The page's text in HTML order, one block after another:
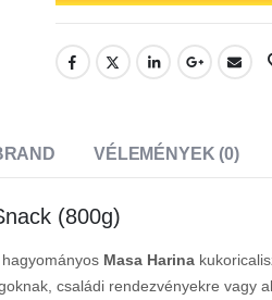
VÉLEMÉNYEK (0)
(800g)
hagyományos Masa Harina
családi rendezvényekre vagy